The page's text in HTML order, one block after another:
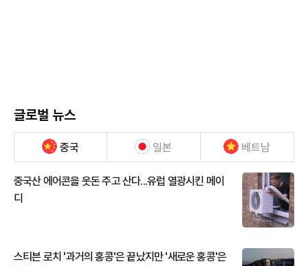
글로벌 뉴스
중국 일본 베트남
중국산 에어콘을 웃돈 주고 산다...유럽 열광시킨 메이
디
스티븐 로치 '과거의 홍콩'은 끝났지만 '새로운 홍콩'은